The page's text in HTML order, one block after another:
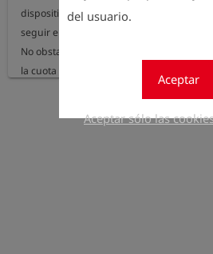
del usuario.
Aceptar
Aceptar sólo las
dispositivo de medición correspondiente.
seguir enviándose una vez que la
No obstante, estas se facturarán
la cuota de mediciones. El crédito